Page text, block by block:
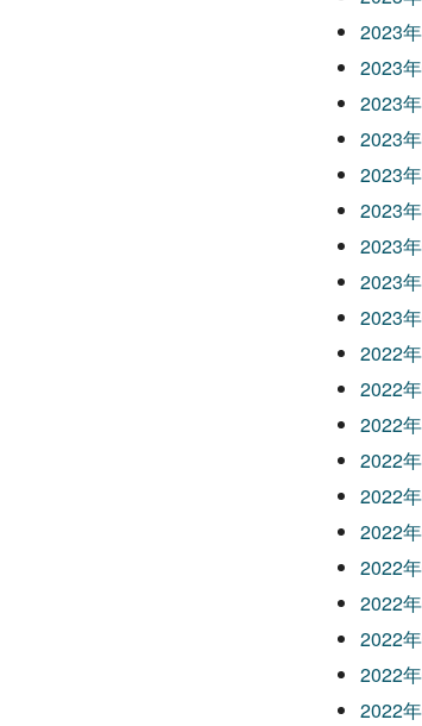
2023
2023
2023
2023
2023
2023
2023
2023
2023
2022
2022
2022
2022
2022
2022
2022
2022
2022
2022
2022